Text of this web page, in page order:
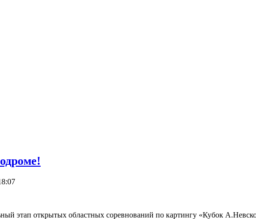
этап открытых областных соревнований по картингу «Кубок